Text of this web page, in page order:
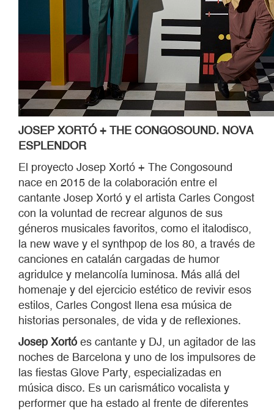
JOSEP XORTÓ + THE CONGOSOUND. NOVA
ESPLENDOR
El proyecto Josep Xortó + The Congosound
nace en 2015 de la colaboración entre el
cantante Josep Xortó y el artista Carles Congost
con la voluntad de recrear algunos de sus
géneros musicales favoritos, como el italodisco,
la new wave y el synthpop de los 80, a través de
canciones en catalán cargadas de humor
agridulce y melancolía luminosa. Más allá del
homenaje y del ejercicio estético de revivir esos
estilos, Carles Congost llena esa música de
historias personales, de vida y de reflexiones.
Josep Xortó es cantante y DJ, un agitador de las
noches de Barcelona y uno de los impulsores de
las fiestas Glove Party, especializadas en
música disco. Es un carismático vocalista y
performer que ha estado al frente de diferentes